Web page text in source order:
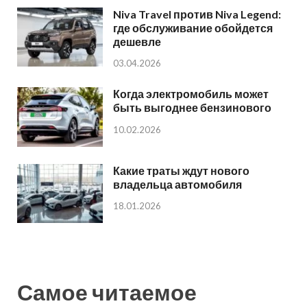
Niva Travel против Niva Legend:
где обслуживание обойдется
дешевле
03.04.2026
Когда электромобиль может
быть выгоднее бензинового
10.02.2026
Какие траты ждут нового
владельца автомобиля
18.01.2026
Самое читаемое